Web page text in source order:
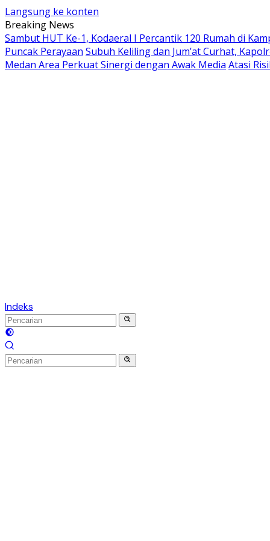
Langsung ke konten
Breaking News
Sambut HUT Ke-1, Kodaeral I Percantik 120 Rumah di
Puncak Perayaan Subuh Keliling dan Jum’at Curhat,
Medan Area Perkuat Sinergi dengan Awak Media Atasi
Indeks